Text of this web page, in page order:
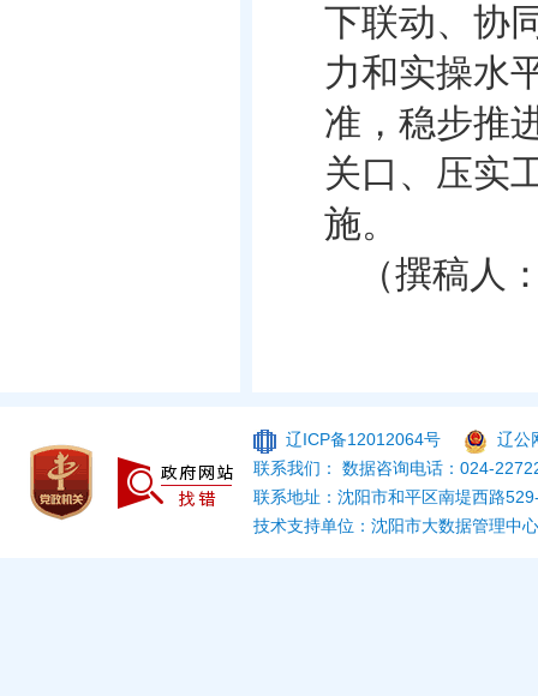
下联动、协
力和实操水
准，稳步推
关口、压实
施。
（撰稿
辽ICP备12012064号
辽公
联系我们： 数据咨询电话：024-
联系地址：沈阳市和平区南堤西路
技术支持单位：沈阳市大数据管理中